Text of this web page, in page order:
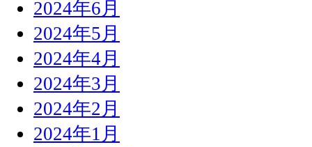
2024年6月
2024年5月
2024年4月
2024年3月
2024年2月
2024年1月